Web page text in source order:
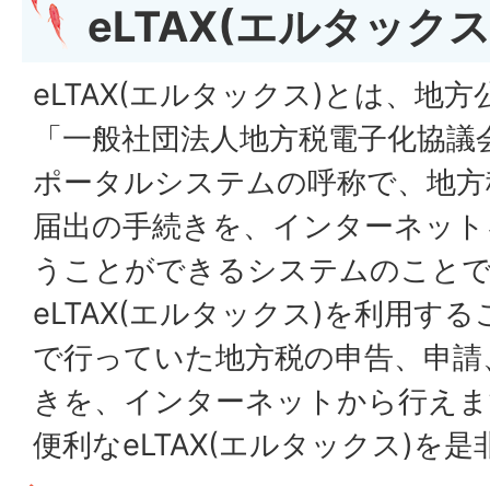
eLTAX(エルタック
eLTAX(エルタックス)とは、地方
「一般社団法人地方税電子化協
ポータルシステムの呼称で、地
届出の手続きを、インターネッ
うことができるシステムのこと
eLTAX(エルタックス)を利用す
で行っていた地方税の申告、申
きを、インターネットから行え
便利なeLTAX(エルタックス)を是